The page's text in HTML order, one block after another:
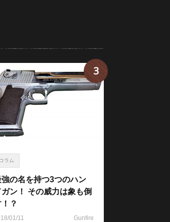
コラム
強の名を持つ3つのハン
ガン！ その威力は象も倒
？
01/11 Gunfire
3